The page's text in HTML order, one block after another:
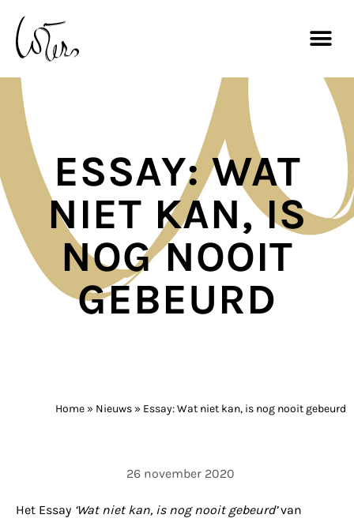
ESSAY: WAT
NIET KAN, IS
NOG NOOIT
GEBEURD
Home » Nieuws » Essay: Wat niet kan, is nog nooit gebeurd
26 november 2020
Het Essay ‘Wat niet kan, is nog nooit gebeurd’van